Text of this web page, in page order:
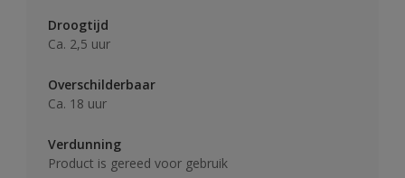
Droogtijd
Ca. 2,5 uur
Overschilderbaar
Ca. 18 uur
Verdunning
Product is gereed voor gebruik